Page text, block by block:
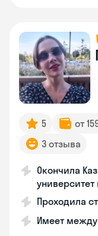
5 от
3 отзыва
Окончила
Проходила
Имеет